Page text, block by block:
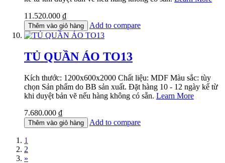
11.520.000 ₫
Thêm vào giỏ hàng Add to compare
TỦ QUẦN ÁO TO13
Kích thước: 1200x600x2000 Chất liệu: MDF Màu sắc: tùy
chọn Sản phẩm do BB sản xuất. Đặt hàng 10 - 12 ngày kể từ
khi duyệt bản vẽ nếu hàng không có sẵn. Learn More
7.680.000 ₫
Thêm vào giỏ hàng Add to compare
1
2
»